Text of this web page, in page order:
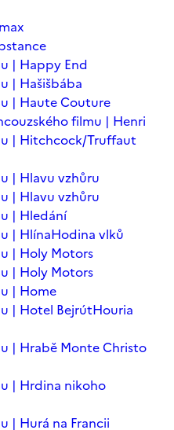
| Happy End
| Hašišbába
| Haute Couture
filmu | Henri
| Hitchcock/Truffaut
| Hlavu vzhůru
| Hlavu vzhůru
| Hledání
| HlínaHodina vlků
| Holy Motors
| Holy Motors
| Home
| Hotel BejrútHouria
| Hrabě Monte Christo
| Hrdina nikoho
| Hurá na Francii